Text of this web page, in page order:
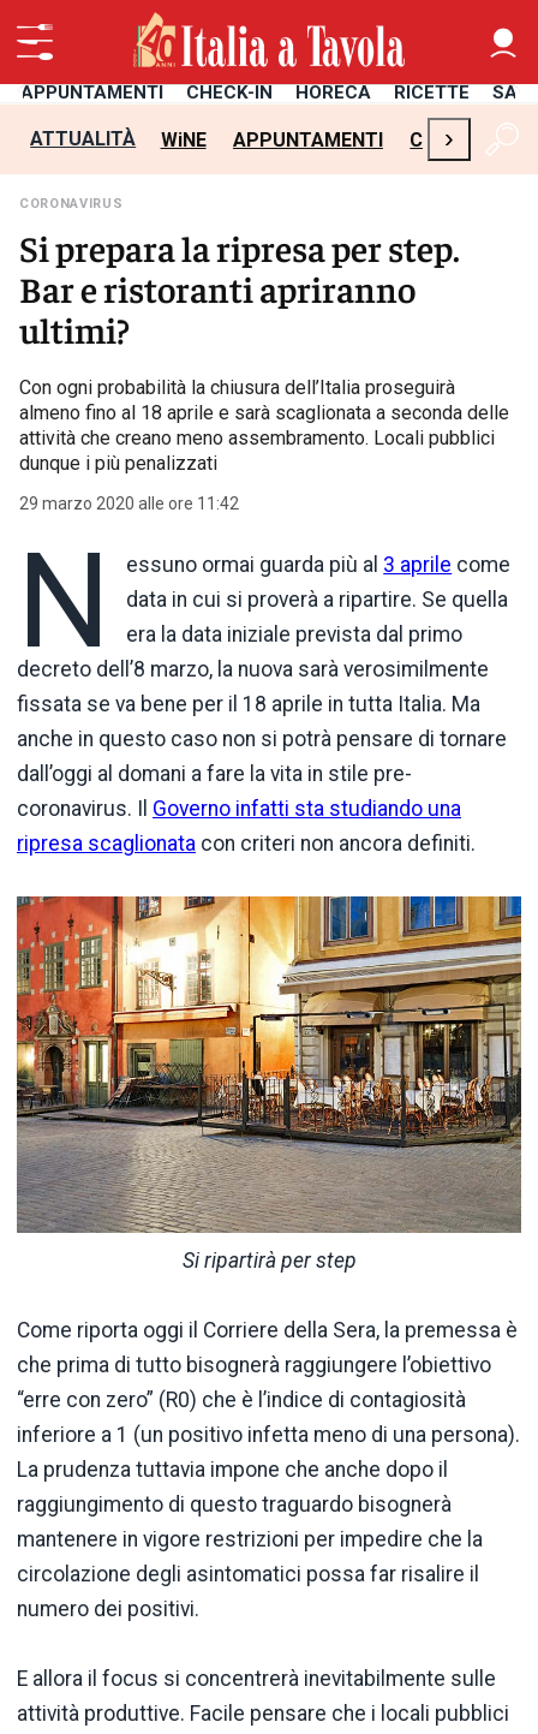
APPUNTAMENTI CHECK-IN HORECA RICETTE
ATTUALITÀ WiNE APPUNTAMENTI CHECK-IN
›
CORONAVIRUS
Si prepara la ripresa per step.
Bar e ristoranti apriranno
ultimi?
Con ogni probabilità la chiusura dell’Italia proseguirà
almeno fino al 18 aprile e sarà scaglionata a seconda delle
attività che creano meno assembramento. Locali pubblici
dunque i più penalizzati
29 marzo 2020 alle ore 11:42
N essuno ormai guarda più al 3 aprile come
data in cui si proverà a ripartire. Se quella
era la data iniziale prevista dal primo
decreto dell’8 marzo, la nuova sarà verosimilmente
fissata se va bene per il 18 aprile in tutta Italia. Ma
anche in questo caso non si potrà pensare di tornare
dall’oggi al domani a fare la vita in stile pre-
coronavirus. Il Governo infatti sta studiando una
ripresa scaglionata con criteri non ancora definiti.
Si ripartirà per step
Come riporta oggi il Corriere della Sera, la premessa è
che prima di tutto bisognerà raggiungere l’obiettivo
“erre con zero” (R0) che è l’indice di contagiosità
inferiore a 1 (un positivo infetta meno di una persona).
La prudenza tuttavia impone che anche dopo il
raggiungimento di questo traguardo bisognerà
mantenere in vigore restrizioni per impedire che la
circolazione degli asintomatici possa far risalire il
numero dei positivi.
E allora il focus si concentrerà inevitabilmente sulle
attività produttive. Facile pensare che i locali pubblici